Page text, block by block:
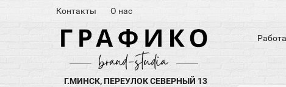
Контакты О нас
Г.МИНСК, ПЕРЕУЛОК СЕВЕРНЫЙ 13